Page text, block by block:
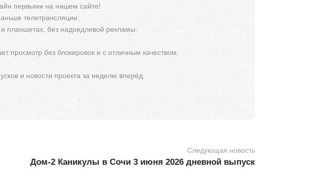
первыми на нашем сайте!
телетрансляции.
планшетах, без надоедливой рекламы.
просмотр без блокировок и с отличным качеством.
и новости проекта за неделю вперёд.
Следующая новость
Дом-2 Каникулы в Сочи 3 июня 2026 дневной выпуск